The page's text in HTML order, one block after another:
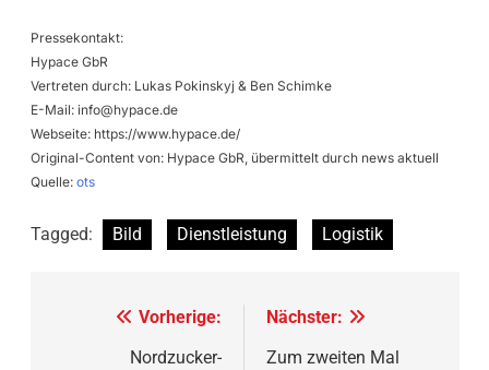
Pressekontakt:
Hypace GbR
Vertreten durch: Lukas Pokinskyj & Ben Schimke
E-Mail: info@hypace.de
Webseite: https://www.hypace.de/
Original-Content von: Hypace GbR, übermittelt durch news aktuell
Quelle: ots
Tagged: Bild Dienstleistung Logistik
Beitragsnavigation
Vorherige:
Nordzucker-
Nächster:
Zum zweiten Mal